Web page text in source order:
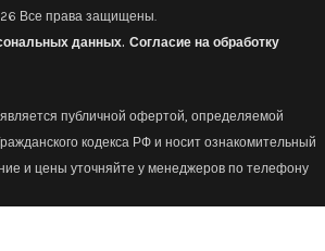
Все права защищены.
данных. Согласие на обработку
публичной офертой, определяемой
кодекса РФ и носит ознакомительный
и цены уточняйте у менеджеров по телефону